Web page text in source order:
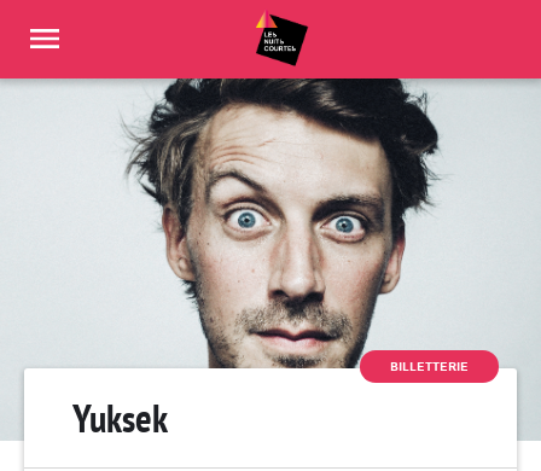
BILLETTERIE
Yuksek